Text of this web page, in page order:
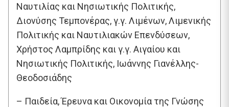
Ναυτιλίας και Νησιωτικής Πολιτικής,
Διονύσης Τεμπονέρας, γ.γ. Λιμένων, Λιμενικής
Πολιτικής και Ναυτιλιακών Επενδύσεων,
Χρήστος Λαμπρίδης και γ.γ. Αιγαίου και
Νησιωτικής Πολιτικής, Ιωάννης Γιανέλλης-
Θεοδοσιάδης
– Παιδεία, Έρευνα και Οικονομία της Γνώσης